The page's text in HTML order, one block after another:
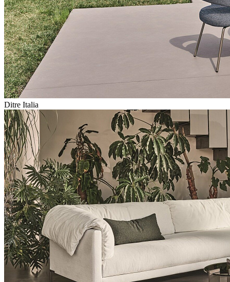
Ditre Italia